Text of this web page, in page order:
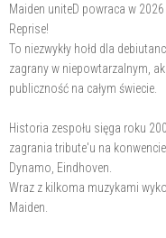
Maiden uniteD powraca w
Reprise!
To niezwykły hołd dla
zagrany w niepowtarzalnym,
publiczność na całym świecie.
Historia zespołu sięga roku
zagrania tribute'u na
Dynamo, Eindhoven.
Wraz z kilkoma muzykami
Maiden.